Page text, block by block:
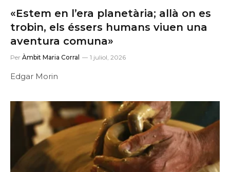
«Estem en l’era planetària; allà on es
trobin, els éssers humans viuen una
aventura comuna»
Per Àmbit Maria Corral 1 juliol, 2026
Edgar Morin